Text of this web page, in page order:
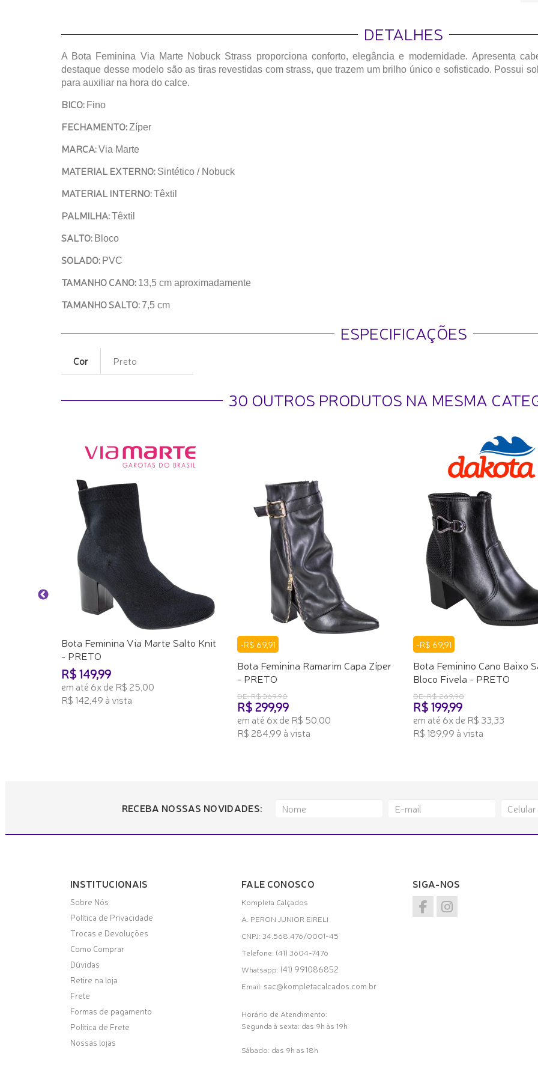
DETALHES
A Bota Feminina Via Marte Nobuck Strass proporciona conforto, elegância e modernidade. Apresenta
destaque desse modelo são as tiras revestidas com strass, que trazem um brilho único e sofisticado. Possui
para auxiliar na hora do calce.
BICO: Fino
FECHAMENTO:Zíper
MARCA:Via Marte
MATERIAL EXTERNO: Sintético / Nobuck
MATERIAL INTERNO:Têxtil
PALMILHA:Têxtil
SALTO: Bloco
SOLADO: PVC
TAMANHO CANO: 13,5 cm aproximadamente
TAMANHO SALTO:7,5 cm
ESPECIFICAÇÕES
Cor Preto
30 OUTROS PRODUTOS NA MESMA
Bota Feminina Via Marte Salto Knit
- PRETO
R$ 149,99
em até 6x de R$ 25,00
R$ 142,49 à vista
-R$ 69,91
Bota Feminina Ramarim Capa Zíper
- PRETO
DE: R$ 369,90
R$ 299,99
em até 6x de R$ 50,00
R$ 284,99 à vista
-R$ 69,91
Bota Feminino Cano Baixo
Bloco Fivela - PRETO
DE: R$ 269,90
R$ 199,99
em até 6x de R$ 33,33
R$ 189,99 à vista
RECEBA NOSSAS NOVIDADES:
INSTITUCIONAIS
Sobre Nós
Política de Privacidade
Trocas e Devoluções
Como Comprar
Dúvidas
Retire na loja
Frete
Formas de pagamento
Política de Frete
Nossas lojas
FALE CONOSCO
Kompleta Calçados
A. PERON JUNIOR EIRELI
CNPJ: 34.568.476/0001-45
Telefone: (41) 3604-7476
Whatsapp: (41) 991086852
Email: sac@kompletacalcados.com.br
Horário de Atendimento:
Segunda à sexta: das 9h às 19h
Sábado: das 9h as 18h
SIGA-NOS